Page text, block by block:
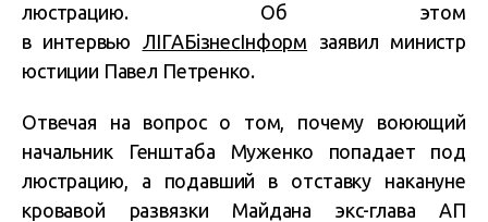
люстрацию. Об этом
в интервью ЛІГАБізнесІнформ заявил министр
юстиции Павел Петренко.
Отвечая на вопрос о том, почему воюющий
начальник Генштаба Муженко попадает под
люстрацию, а подавший в отставку накануне
кровавой развязки Майдана экс-глава АП